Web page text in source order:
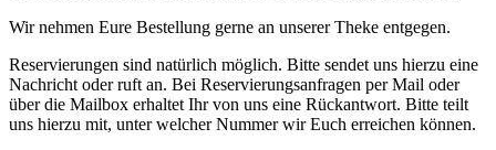
Wir nehmen Eure Bestellung gerne an unserer Theke entgegen.
Reservierungen sind natürlich möglich. Bitte sendet uns hierzu eine
Nachricht oder ruft an. Bei Reservierungsanfragen per Mail oder
über die Mailbox erhaltet Ihr von uns eine Rückantwort. Bitte teilt
uns hierzu mit, unter welcher Nummer wir Euch erreichen können.